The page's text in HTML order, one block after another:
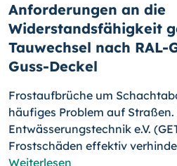
Anforderungen an die
Widerstandsfähigkeit
Tauwechsel nach RAL-
Guss-Deckel
Frostaufbrüche um
häufiges Problem auf
Entwässerungstechnik e.V.
Frostschäden effektiv
Weiterlesen